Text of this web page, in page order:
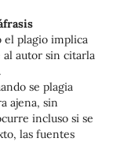
el plagio implica
al autor sin citarla
se plagia
ajena, sin
incluso si se
las fuentes